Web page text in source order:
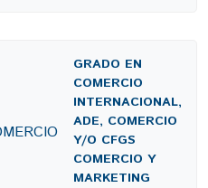
GRADO EN
COMERCIO
INTERNACIONAL,
ADE, COMERCIO
Y/O CFGS
COMERCIO Y
MARKETING